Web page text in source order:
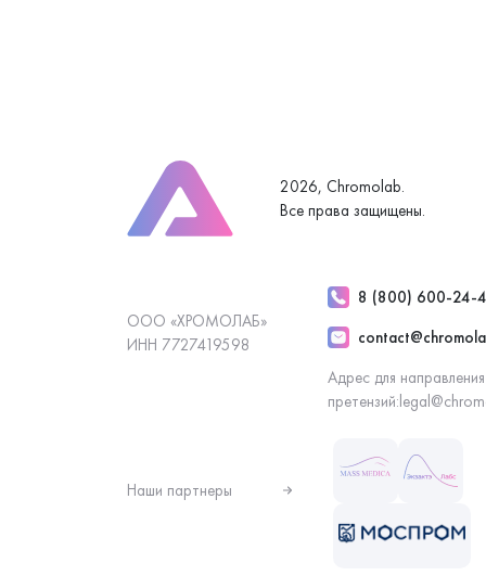
2026, Chromolab.
Все права защищены.
ООО «ХРОМОЛАБ»
ИНН 7727419598
8 (800) 600-24-
Адрес для направления
претензий:
Наши партнеры